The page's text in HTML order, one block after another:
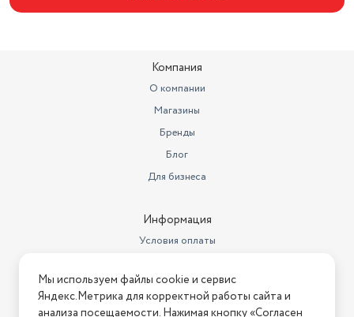
Компания
О компании
Магазины
Бренды
Блог
Для бизнеса
Информация
Условия оплаты
Условия возврата
Нашли ошибку на сайте? Напишите нам
Мы используем файлы cookie и сервис
Яндекс.Метрика для корректной работы сайта и
анализа посещаемости. Нажимая кнопку «Согласен